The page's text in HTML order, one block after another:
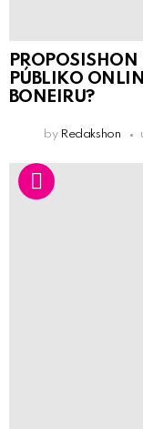
PROPOSISHON
PÚBLIKO
BONEIRU?
by Redakshon